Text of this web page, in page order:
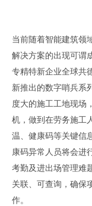
当前随着智能建筑领
解决方案的出现可谓
专精特新企业全球共
新推出的数字哨兵系
度大的施工工地现场 ，
机 ，做到 在劳务施工
温、 健康码等关键信
康码异常人员将会进
考勤及进出场管理难
关联、可查询， 确保
作。